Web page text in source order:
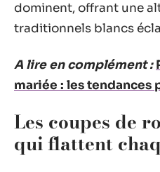
dominent, offrant une
traditionnels blancs
A lire en complément :
mariée : les tendances
Les coupes de
qui flattent